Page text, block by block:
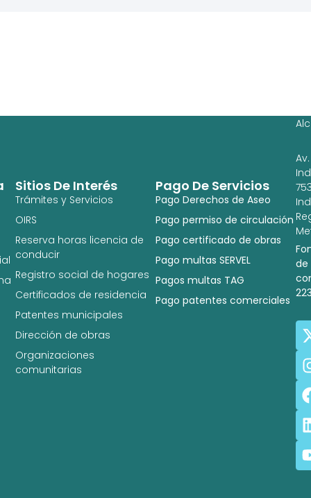
Pago De Servicios
Pago Derechos de Aseo
Pago permiso de circulación
Pago certificado de obras
Pago multas SERVEL
Pagos multas TAG
Pago patentes comerciales
Sitios De Interés
Trámites y Servicios
OIRS
Reserva horas licencia de
conducir
Registro social de hogares
Certificados de residencia
Patentes municipales
Dirección de obras
Organizaciones
comunitarias
Av.
de